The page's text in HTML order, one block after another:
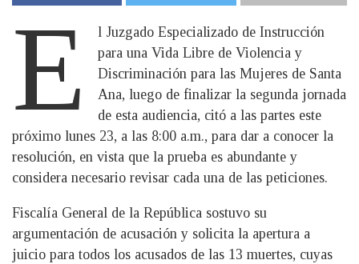
E
l Juzgado Especializado de Instrucción
para una Vida Libre de Violencia y
Discriminación para las Mujeres de Santa
Ana, luego de finalizar la segunda jornada
de esta audiencia, citó a las partes este
próximo lunes 23, a las 8:00 a.m., para dar a conocer la
resolución, en vista que la prueba es abundante y
considera necesario revisar cada una de las peticiones.
Fiscalía General de la República sostuvo su
argumentación de acusación y solicita la apertura a
juicio para todos los acusados de las 13 muertes, cuyas